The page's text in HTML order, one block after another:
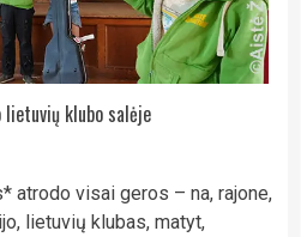
lietuvių klubo salėje
atrodo visai geros – na, rajone,
lietuvių klubas, matyt,